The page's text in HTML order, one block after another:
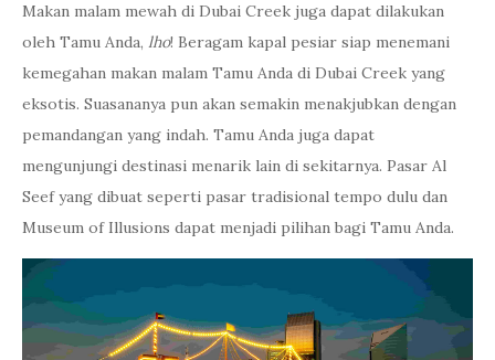
Makan malam mewah di Dubai Creek juga dapat dilakukan
oleh Tamu Anda, lho! Beragam kapal pesiar siap menemani
kemegahan makan malam Tamu Anda di Dubai Creek yang
eksotis. Suasananya pun akan semakin menakjubkan dengan
pemandangan yang indah. Tamu Anda juga dapat
mengunjungi destinasi menarik lain di sekitarnya. Pasar Al
Seef yang dibuat seperti pasar tradisional tempo dulu dan
Museum of Illusions dapat menjadi pilihan bagi Tamu Anda.